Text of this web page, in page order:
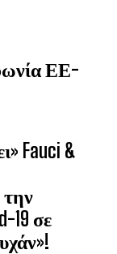
ΕΕ-
Fauci &
19 σε